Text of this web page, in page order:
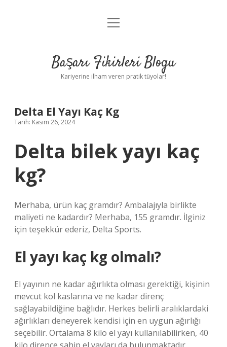
Anasayfa
Yasal Uyarı
menüyü
Başarı Fikirleri Blogu
Kariyerine ilham veren pratik tüyolar!
Delta El Yayı Kaç Kg
Tarih: Kasım 26, 2024
Delta bilek yayı kaç
kg?
Merhaba, ürün kaç gramdır? Ambalajıyla birlikte
maliyeti ne kadardır? Merhaba, 155 gramdır. İlginiz
için teşekkür ederiz, Delta Sports.
El yayı kaç kg olmalı?
El yayının ne kadar ağırlıkta olması gerektiği, kişinin
mevcut kol kaslarına ve ne kadar direnç
sağlayabildiğine bağlıdır. Herkes belirli aralıklardaki
ağırlıkları deneyerek kendisi için en uygun ağırlığı
seçebilir. Ortalama 8 kilo el yayı kullanılabilirken, 40